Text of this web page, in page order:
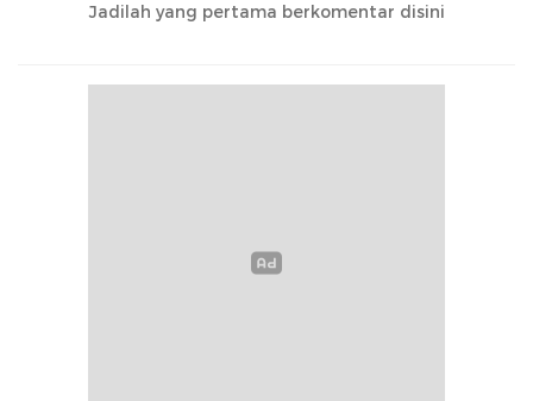
Jadilah yang pertama berkomentar disini